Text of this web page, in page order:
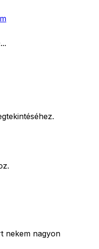
...
nekem nagyon